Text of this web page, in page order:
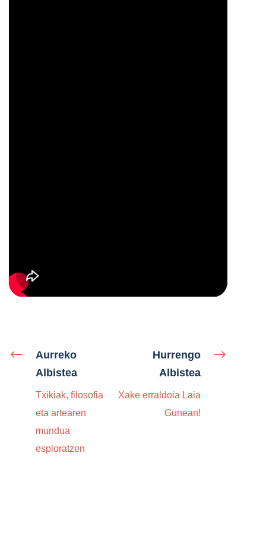
Aurreko
Albistea
Txikiak, filosofia
eta artearen
mundua
esploratzen
Hurrengo
Albistea
Xake erraldoia Laia
Gunean!